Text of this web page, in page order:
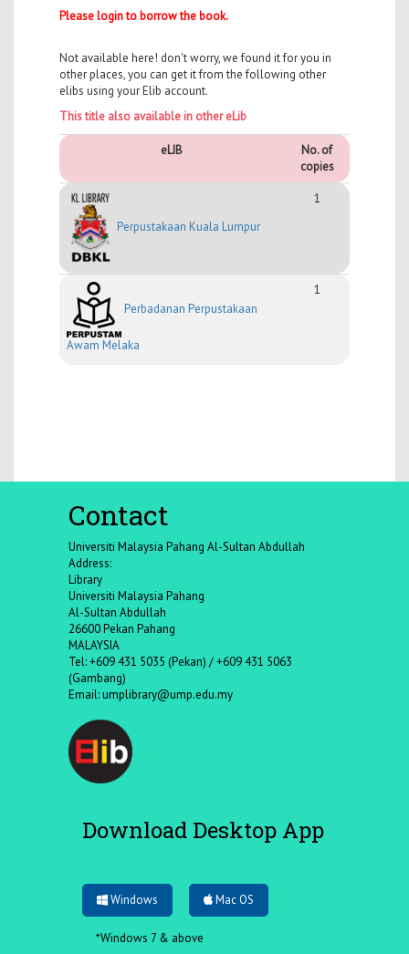
Please login to borrow the book.
Not available here! don't worry, we found it for you in
other places, you can get it from the following other
elibs using your Elib account.
This title also available in other eLib
eLIB
No. of
copies
Perpustakaan Kuala Lumpur
1
Perbadanan Perpustakaan
Awam Melaka
1
Contact
Universiti Malaysia Pahang Al-Sultan Abdullah
Address:
Library
Universiti Malaysia Pahang
Al-Sultan Abdullah
26600 Pekan Pahang
MALAYSIA
Tel: +609 431 5035 (Pekan) / +609 431 5063
(Gambang)
Email:umplibrary@ump.edu.my
Download Desktop App
Windows Mac OS
*Windows 7 & above